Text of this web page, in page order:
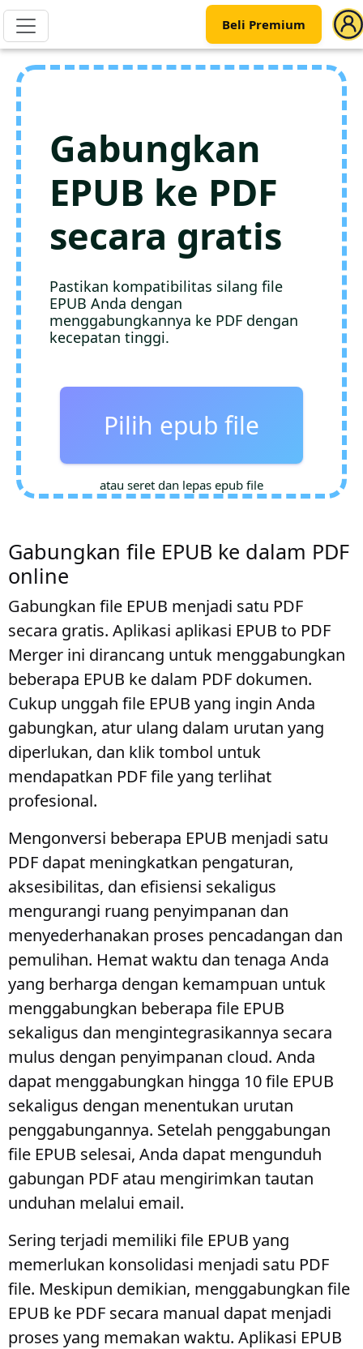
Beli Premium
Gabungkan
EPUB ke PDF
secara gratis
Pastikan kompatibilitas silang file
EPUB Anda dengan
menggabungkannya ke PDF dengan
kecepatan tinggi.
Pilih epub file
atau seret dan lepas epub file
Gabungkan file EPUB ke dalam PDF
online
Gabungkan file EPUB menjadi satu PDF
secara gratis. Aplikasi aplikasi EPUB to PDF
Merger ini dirancang untuk menggabungkan
beberapa EPUB ke dalam PDF dokumen.
Cukup unggah file EPUB yang ingin Anda
gabungkan, atur ulang dalam urutan yang
diperlukan, dan klik tombol untuk
mendapatkan PDF file yang terlihat
profesional.
Mengonversi beberapa EPUB menjadi satu
PDF dapat meningkatkan pengaturan,
aksesibilitas, dan efisiensi sekaligus
mengurangi ruang penyimpanan dan
menyederhanakan proses pencadangan dan
pemulihan. Hemat waktu dan tenaga Anda
yang berharga dengan kemampuan untuk
menggabungkan beberapa file EPUB
sekaligus dan mengintegrasikannya secara
mulus dengan penyimpanan cloud. Anda
dapat menggabungkan hingga 10 file EPUB
sekaligus dengan menentukan urutan
penggabungannya. Setelah penggabungan
file EPUB selesai, Anda dapat mengunduh
gabungan PDF atau mengirimkan tautan
unduhan melalui email.
Sering terjadi memiliki file EPUB yang
memerlukan konsolidasi menjadi satu PDF
file. Meskipun demikian, menggabungkan file
EPUB ke PDF secara manual dapat menjadi
proses yang memakan waktu. Aplikasi EPUB